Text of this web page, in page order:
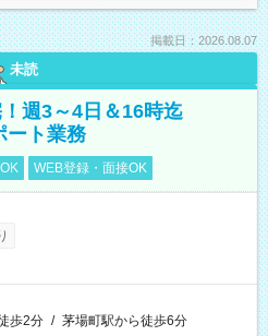
掲載日：2026.08.07
未読
週3～4日＆16時迄
ート業務
WEB登録・面接OK
歩2分 / 茅場町駅から徒歩6分